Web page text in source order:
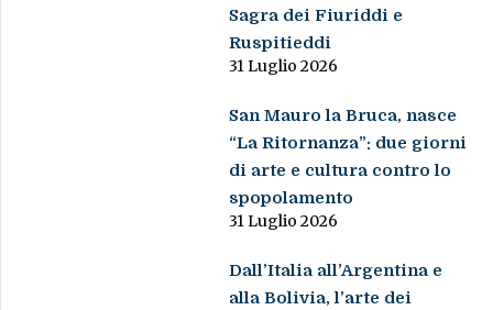
Sagra dei Fiuriddi e
Ruspitieddi
31 Luglio 2026
San Mauro la Bruca, nasce
“La Ritornanza”: due giorni
di arte e cultura contro lo
spopolamento
31 Luglio 2026
Dall’Italia all’Argentina e
alla Bolivia, l’arte dei